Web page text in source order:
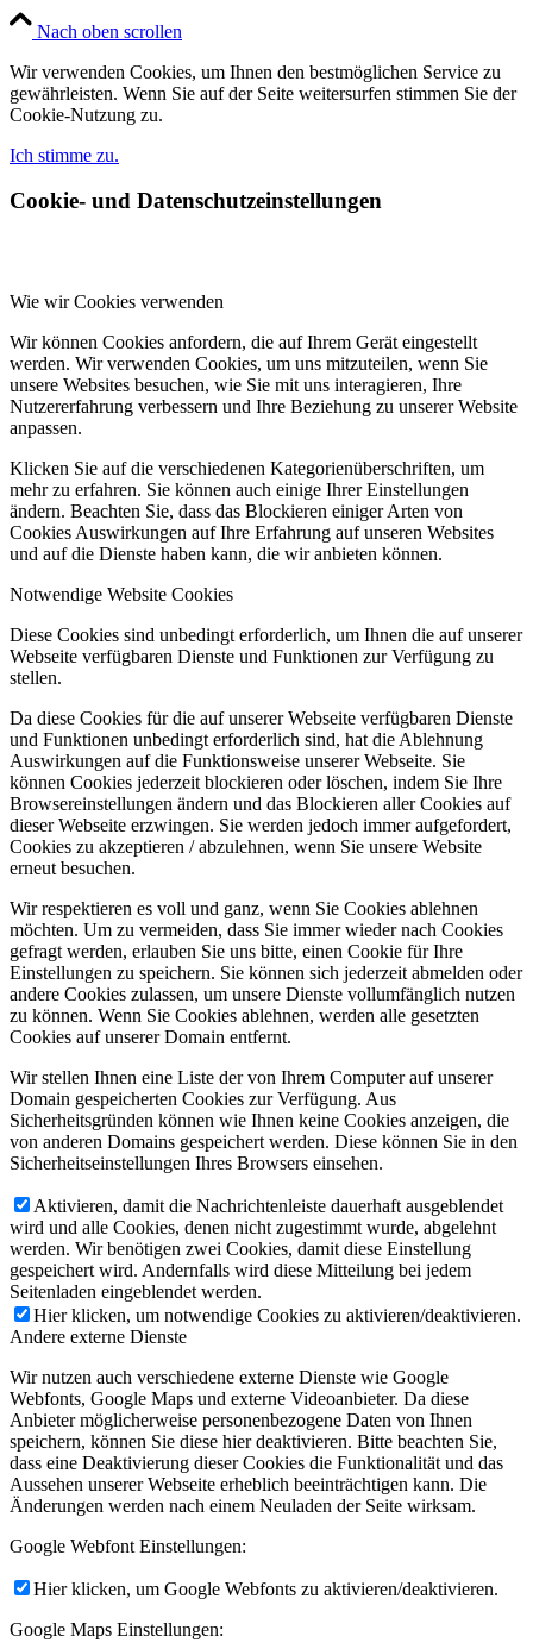
Nach oben scrollen
Wir verwenden Cookies, um Ihnen den bestmöglichen Service zu
gewährleisten. Wenn Sie auf der Seite weitersurfen stimmen Sie der
Cookie-Nutzung zu.
Ich stimme zu.
Cookie- und Datenschutzeinstellungen
Wie wir Cookies verwenden
Wir können Cookies anfordern, die auf Ihrem Gerät eingestellt
werden. Wir verwenden Cookies, um uns mitzuteilen, wenn Sie
unsere Websites besuchen, wie Sie mit uns interagieren, Ihre
Nutzererfahrung verbessern und Ihre Beziehung zu unserer Website
anpassen.
Klicken Sie auf die verschiedenen Kategorienüberschriften, um
mehr zu erfahren. Sie können auch einige Ihrer Einstellungen
ändern. Beachten Sie, dass das Blockieren einiger Arten von
Cookies Auswirkungen auf Ihre Erfahrung auf unseren Websites
und auf die Dienste haben kann, die wir anbieten können.
Notwendige Website Cookies
Diese Cookies sind unbedingt erforderlich, um Ihnen die auf unserer
Webseite verfügbaren Dienste und Funktionen zur Verfügung zu
stellen.
Da diese Cookies für die auf unserer Webseite verfügbaren Dienste
und Funktionen unbedingt erforderlich sind, hat die Ablehnung
Auswirkungen auf die Funktionsweise unserer Webseite. Sie
können Cookies jederzeit blockieren oder löschen, indem Sie Ihre
Browsereinstellungen ändern und das Blockieren aller Cookies auf
dieser Webseite erzwingen. Sie werden jedoch immer aufgefordert,
Cookies zu akzeptieren / abzulehnen, wenn Sie unsere Website
erneut besuchen.
Wir respektieren es voll und ganz, wenn Sie Cookies ablehnen
möchten. Um zu vermeiden, dass Sie immer wieder nach Cookies
gefragt werden, erlauben Sie uns bitte, einen Cookie für Ihre
Einstellungen zu speichern. Sie können sich jederzeit abmelden oder
andere Cookies zulassen, um unsere Dienste vollumfänglich nutzen
zu können. Wenn Sie Cookies ablehnen, werden alle gesetzten
Cookies auf unserer Domain entfernt.
Wir stellen Ihnen eine Liste der von Ihrem Computer auf unserer
Domain gespeicherten Cookies zur Verfügung. Aus
Sicherheitsgründen können wie Ihnen keine Cookies anzeigen, die
von anderen Domains gespeichert werden. Diese können Sie in den
Sicherheitseinstellungen Ihres Browsers einsehen.
Aktivieren, damit die Nachrichtenleiste dauerhaft ausgeblendet
wird und alle Cookies, denen nicht zugestimmt wurde, abgelehnt
werden. Wir benötigen zwei Cookies, damit diese Einstellung
gespeichert wird. Andernfalls wird diese Mitteilung bei jedem
Seitenladen eingeblendet werden.
Hier klicken, um notwendige Cookies zu aktivieren/deaktivieren.
Andere externe Dienste
Wir nutzen auch verschiedene externe Dienste wie Google
Webfonts, Google Maps und externe Videoanbieter. Da diese
Anbieter möglicherweise personenbezogene Daten von Ihnen
speichern, können Sie diese hier deaktivieren. Bitte beachten Sie,
dass eine Deaktivierung dieser Cookies die Funktionalität und das
Aussehen unserer Webseite erheblich beeinträchtigen kann. Die
Änderungen werden nach einem Neuladen der Seite wirksam.
Google Webfont Einstellungen:
Hier klicken, um Google Webfonts zu aktivieren/deaktivieren.
Google Maps Einstellungen: